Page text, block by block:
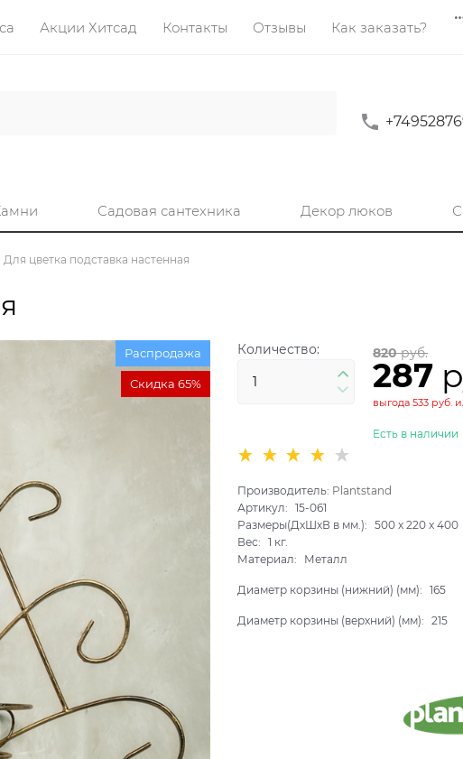
Акции Хитсад Контакты Отзывы Как заказать?
Садовая сантехника Декор люков
Для цветка подставка настенная
Распродажа
Скидка 65%
Количество: 820 руб.
287
выгода533 руб.
Есть в наличии
Производитель: Plantstand
Артикул:
15-061
Размеры(ДхШхВ в мм.):
500 x220 x400
Вес:
1 кг.
Материал:
Металл
Диаметр корзины (нижний) (мм): 165
Диаметр корзины (верхний) (мм): 215